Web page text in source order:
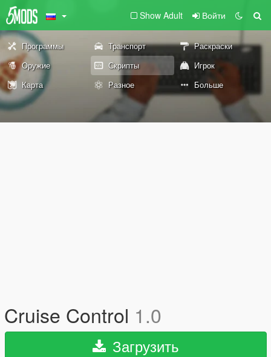
Show Adult Войти
Программы Транспорт
Раскраски
Оружие
Скрипты
Игрок
Карта
Разное Больше
Cruise Control 1.0
Загрузить